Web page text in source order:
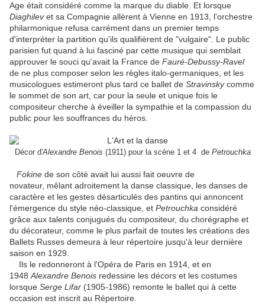
Age était considéré comme la marque du diable. Et lorsque
Diaghilevet sa Compagnie allèrent à Vienne en 1913, l'orchestre
philarmonique refusa carrément dans un premier temps
d'interpréter la partition qu'ils qualifièrent de "vulgaire". Le public
parisien fut quand à lui fasciné par cette musique qui semblait
approuver le souci qu'avait la France de Fauré-Debussy-Ravel
de ne plus composer selon les règles italo-germaniques, et les
musicologues estimeront plus tard ce ballet de Stravinskycomme
le sommet de son art, car pour la seule et unique fois le
compositeur cherche à éveiller la sympathie et la compassion du
public pour les souffrances du héros.
Décor d'Alexandre Benois (1911) pour la scène 1 et 4 de Petrouchka
Fokine de son côté avait lui aussi fait oeuvre de
novateur, mêlant adroitement la danse classique, les danses de
caractère et les gestes désarticulés des pantins qui annoncent
l'émergence du style néo-classique, et Petrouchka considéré
grâce aux talents conjugués du compositeur, du chorégraphe et
du décorateur, comme le plus parfait de toutes les créations des
Ballets Russes demeura à leur répertoire jusqu'à leur dernière
saison en 1929.
Ils le redonneront à l'Opéra de Paris en 1914, et en
1948 Alexandre Benois redessine les décors et les costumes
lorsque Serge Lifar (1905-1986) remonte le ballet qui à cette
occasion est inscrit au Répertoire.